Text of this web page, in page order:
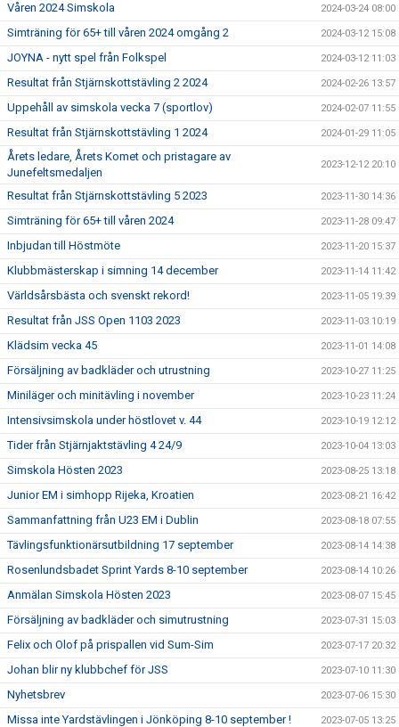
Våren 2024 Simskola 2024-03-24 08:00
Simträning för 65+ till våren 2024 omgång 2 2024-03-12 15:08
JOYNA - nytt spel från Folkspel 2024-03-12 11:03
Resultat från Stjärnskottstävling 2 2024 2024-02-26 13:57
Uppehåll av simskola vecka 7 (sportlov) 2024-02-07 11:55
Resultat från Stjärnskottstävling 1 2024 2024-01-29 11:05
Årets ledare, Årets Komet och pristagare av
Junefeltsmedaljen
2023-12-12 20:10
Resultat från Stjärnskottstävling 5 2023 2023-11-30 14:36
Simträning för 65+ till våren 2024 2023-11-28 09:47
Inbjudan till Höstmöte 2023-11-20 15:37
Klubbmästerskap i simning 14 december 2023-11-14 11:42
Världsårsbästa och svenskt rekord! 2023-11-05 19:39
Resultat från JSS Open 1103 2023 2023-11-03 10:19
Klädsim vecka 45 2023-11-01 14:08
Försäljning av badkläder och utrustning 2023-10-27 11:25
Miniläger och minitävling i november 2023-10-23 11:24
Intensivsimskola under höstlovet v. 44 2023-10-19 12:12
Tider från Stjärnjaktstävling 4 24/9 2023-10-04 13:03
Simskola Hösten 2023 2023-08-25 13:18
Junior EM i simhopp Rijeka, Kroatien 2023-08-21 16:42
Sammanfattning från U23 EM i Dublin 2023-08-18 07:55
Tävlingsfunktionärsutbildning 17 september 2023-08-14 14:38
Rosenlundsbadet Sprint Yards 8-10 september 2023-08-14 10:26
Anmälan Simskola Hösten 2023 2023-08-07 15:45
Försäljning av badkläder och simutrustning 2023-07-31 15:03
Felix och Olof på prispallen vid Sum-Sim 2023-07-17 20:32
Johan blir ny klubbchef för JSS 2023-07-10 11:30
Nyhetsbrev 2023-07-06 15:30
Missa inte Yardstävlingen i Jönköping 8-10 september ! 2023-07-05 13:25